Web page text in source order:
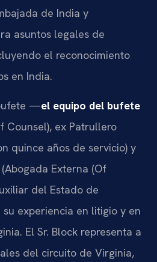
de India y
asuntos legales de
el reconocimiento
en India.
—el equipo del bufete
Counsel), ex Patrullero
quince años de servicio) y
(Abogada Externa (Of
del Estado de
experiencia en litigio y en
El Sr. Block representa a
del circuito de Virginia,